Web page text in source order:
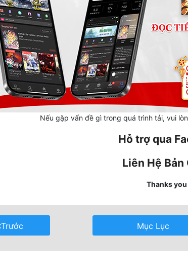
Nếu gặp vấn đề gì trong quá trình tải, vui
Hỗ trợ qua
Liên Hệ Bản
Thanks
Trước Mục Lục